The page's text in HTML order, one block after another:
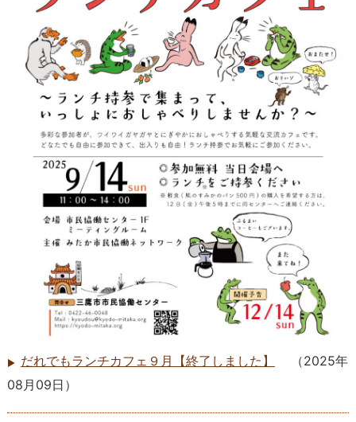
だれでもランチカフェ９月【終了しました】 （2025年
08月09日 ）